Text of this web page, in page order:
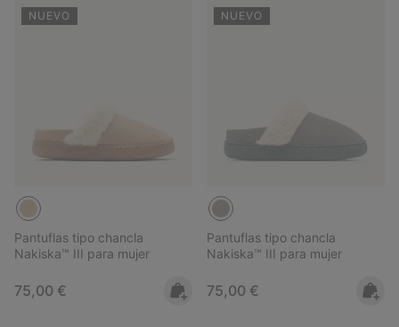
NUEVO
Pantuflas tipo chancla
Nakiska™ III para mujer
Regular price:
75,00 €
NUEVO
Pantuflas tipo chancla
Nakiska™ III para mujer
Regular price:
75,00 €